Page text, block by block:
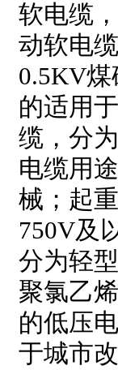
软电缆，
动软电
0.5KV煤
的适用
缆，分
电缆用
械；起
750V及
分为轻
聚氯乙
的低压
于城市